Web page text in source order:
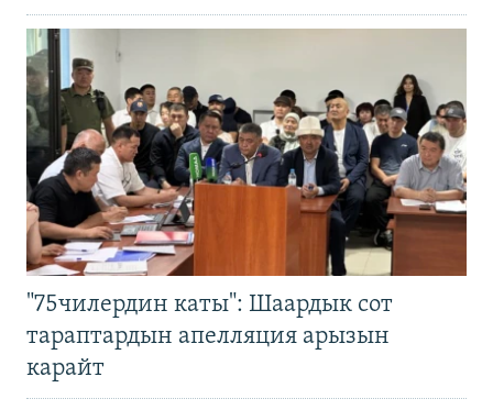
"75чилердин каты": Шаардык сот
тараптардын апелляция арызын
карайт